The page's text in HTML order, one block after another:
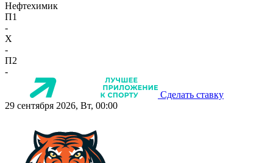
Нефтехимик
П1
-
X
-
П2
-
Сделать ставку
29 сентября 2026, Вт, 00:00